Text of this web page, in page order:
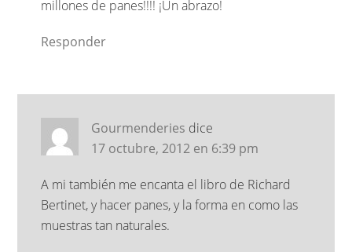
millones de panes!!!! ¡Un abrazo!
Responder
Gourmenderies dice
17 octubre, 2012 en 6:39 pm
A mi también me encanta el libro de Richard
Bertinet, y hacer panes, y la forma en como las
muestras tan naturales.